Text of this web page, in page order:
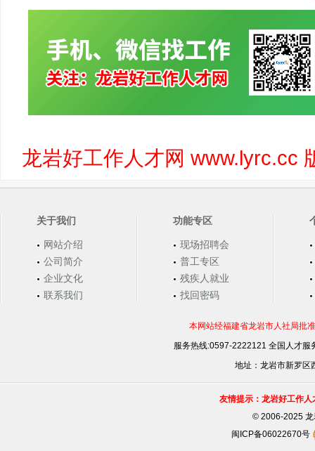
龙岩好工作人才网 www.lyrc.cc
关于我们
网站介绍
公司简介
企业文化
联系我们
功能专区
现场招聘会
普工专区
残疾人就业
找回密码
本网站经福建省龙岩市人社局批
服务热线:0597-2222121 全国人才
地址：龙岩市新罗区
友情提示：龙岩好工作
©2006-2025 龙
闽ICP备06022670号